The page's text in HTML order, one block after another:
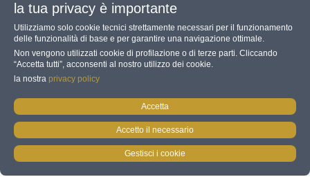
perdere se siete in Ogliastra. Ottima
selezione di pezzi di artigianato sardo per
arredamento e accessori moda. La
proprietaria è molto gentile e disponibile, ci
ha anche mostrato il B&b situato nello
stesso edificio, gradevole e ben arredato. Ci
torneremo presto.
Valeria
la tua privacy è importante
Utilizziamo solo cookie tecnici strettamente necessari per il funzionamento
delle funzionalità di base e per garantire una navigazione ottimale.
Non vengono utilizzati cookie di profilazione o di terze parti. Cliccando
“Accetta tutti”, acconsenti al nostro utilizzo dei cookie.
la nostra privacy policy
Accetta
Accetto il necessario
Gestisci i cookie